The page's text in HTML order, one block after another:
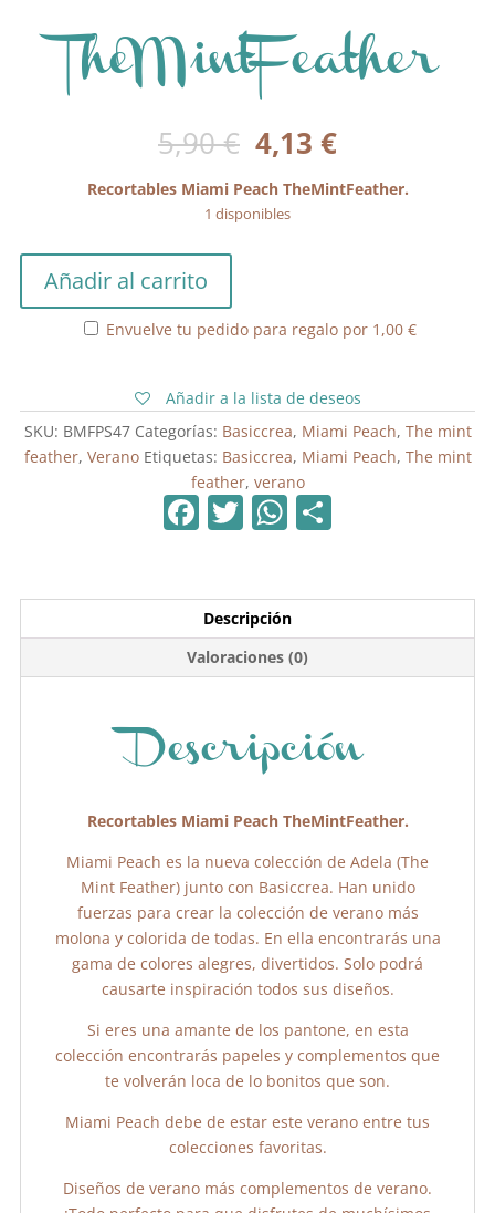
TheMintFeather
5,90€ El
precio
original
era:
4,13 €El
actual
Recortables Miami Peach TheMintFeather.
1 disponibles
Miami
Peach
TheMintFeather
Añadir al carrito
Envuelve tu pedido para regalo por 1,00 €
Añadir a la lista de deseos
SKU: BMFPS47 Categorías: Basiccrea, Miami Peach, The mint
feather, Verano Etiquetas: Basiccrea, Miami Peach, The mint
feather, verano
F
e
b
o
k
T
er
W
A
p
p
ar
tir
Descripción
Valoraciones (0)
Descripción
Recortables Miami Peach TheMintFeather.
Miami Peach es la nueva colección de Adela (The
Mint Feather) junto con Basiccrea. Han unido
fuerzas para crear la colección de verano más
molona y colorida de todas. En ella encontrarás una
gama de colores alegres, divertidos. Solo podrá
causarte inspiración todos sus diseños.
Si eres una amante de los pantone, en esta
colección encontrarás papeles y complementos que
te volverán loca de lo bonitos que son.
Miami Peach debe de estar este verano entre tus
colecciones favoritas.
Diseños de verano más complementos de verano.